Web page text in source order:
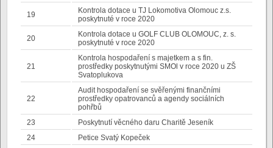
19
Kontrola dotace u TJ Lokomotiva Olomouc z.s.
poskytnuté v roce 2020
20
Kontrola dotace u GOLF CLUB OLOMOUC, z. s.
poskytnuté v roce 2020
21
Kontrola hospodaření s majetkem a s fin.
prostředky poskytnutými SMOl v roce 2020 u ZŠ
Svatoplukova
22
Audit hospodaření se svěřenými finančními
prostředky opatrovanců a agendy sociálních
pohřbů
23
Poskytnutí věcného daru Charitě Jeseník
24
Petice Svatý Kopeček